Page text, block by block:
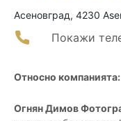
Асеновград, 4230
Покажи
Относно компанията:
Огнян Димов